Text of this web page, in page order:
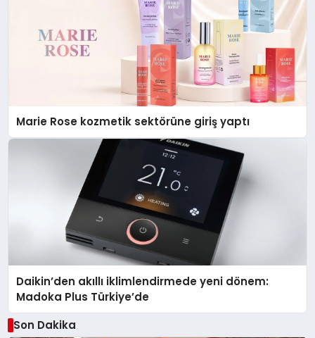
Marie Rose kozmetik sektörüne giriş yaptı
Daikin’den akıllı iklimlendirmede yeni dönem:
Madoka Plus Türkiye’de
Son Dakika